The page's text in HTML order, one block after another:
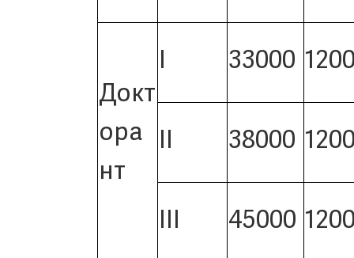
Докт
ора
нт
I 33000
II 38000
III 45000